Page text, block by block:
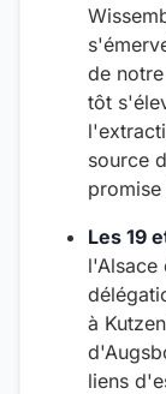
de
tôt
source
Les 19
l'Alsace
à
liens